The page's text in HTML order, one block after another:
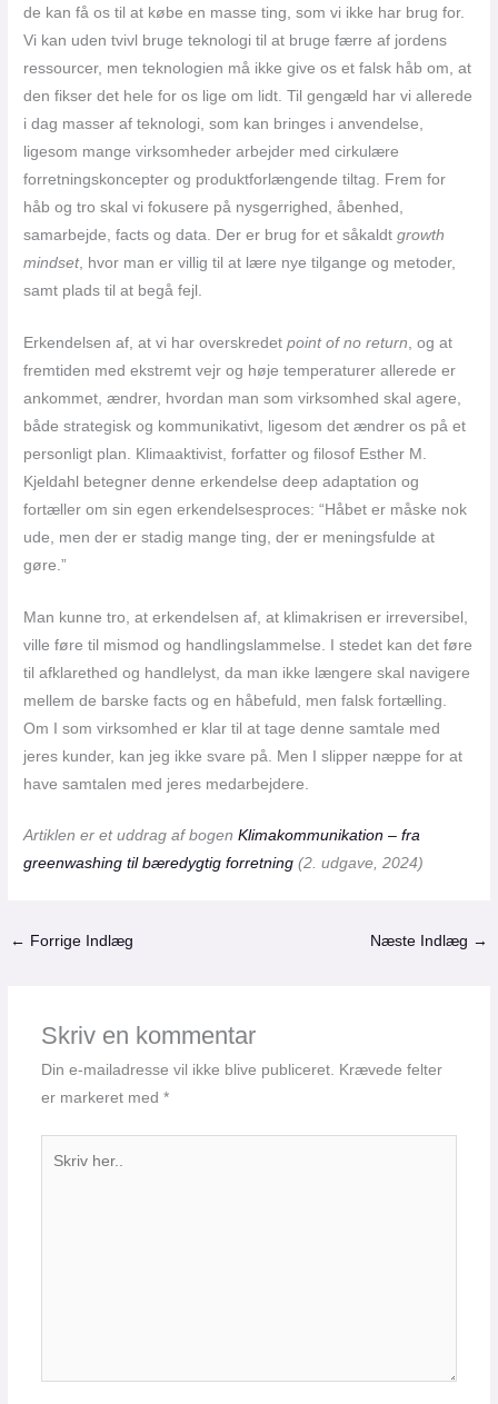
de kan få os til at købe en masse ting, som vi ikke har brug for.
Vi kan uden tvivl bruge teknologi til at bruge færre af jordens
ressourcer, men teknologien må ikke give os et falsk håb om, at
den fikser det hele for os lige om lidt. Til gengæld har vi allerede
i dag masser af teknologi, som kan bringes i anvendelse,
ligesom mange virksomheder arbejder med cirkulære
forretningskoncepter og produktforlængende tiltag. Frem for
håb og tro skal vi fokusere på nysgerrighed, åbenhed,
samarbejde, facts og data. Der er brug for et såkaldtgrowth
mindset, hvor man er villig til at lære nye tilgange og metoder,
samt plads til at begå fejl.
Erkendelsen af, at vi har overskredetpoint of no return , og at
fremtiden med ekstremt vejr og høje temperaturer allerede er
ankommet, ændrer, hvordan man som virksomhed skal agere,
både strategisk og kommunikativt, ligesom det ændrer os på et
personligt plan. Klimaaktivist, forfatter og filosof Esther M.
Kjeldahl betegner denne erkendelse deep adaptation og
fortæller om sin egen erkendelsesproces: “Håbet er måske nok
ude, men der er stadig mange ting, der er meningsfulde at
gøre.”
Man kunne tro, at erkendelsen af, at klimakrisen er irreversibel,
ville føre til mismod og handlingslammelse. I stedet kan det føre
til afklarethed og handlelyst, da man ikke længere skal navigere
mellem de barske facts og en håbefuld, men falsk fortælling.
Om I som virksomhed er klar til at tage denne samtale med
jeres kunder, kan jeg ikke svare på. Men I slipper næppe for at
have samtalen med jeres medarbejdere.
Artiklen er et uddrag af bogenKlimakommunikation – fra
greenwashing til bæredygtig forretning (2. udgave, 2024)
← Forrige Indlæg Næste Indlæg →
Skriv en kommentar
Din e-mailadresse vil ikke blive publiceret. Krævede felter
er markeret med *